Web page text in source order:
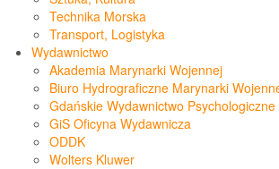
Technika Morska
Transport, Logistyka
Wydawnictwo
Akademia Marynarki Wojennej
Biuro Hydrograficzne Marynarki
Gdańskie Wydawnictwo Psychologiczne
GiS Oficyna Wydawnicza
ODDK
Wolters Kluwer